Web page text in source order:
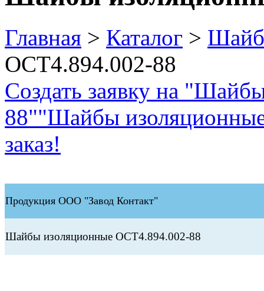
Главная > Каталог >
ОСТ4.894.002-88
Создать заявку на
88""Шайбы
заказ!
Продукция ООО "Завод Контакт"
Шайбы изоляционные ОСТ4.894.002-88